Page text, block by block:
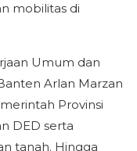
mobilitas di
Umum dan
Arlan Marzan
Provinsi
DED serta
tanah. Hingga